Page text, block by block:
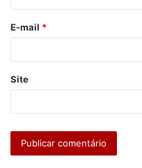
*
E-mail *
Site